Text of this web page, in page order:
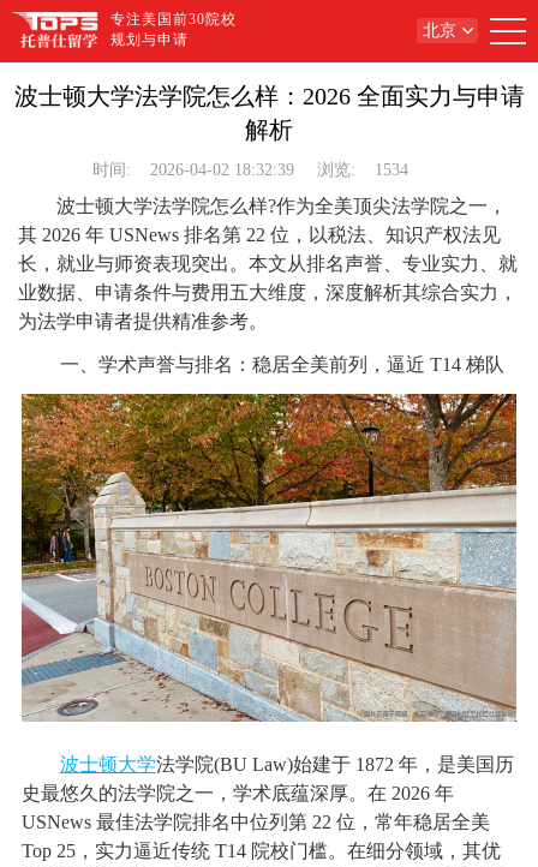
专注美国前30院校
规划与申请
北京
波士顿大学法学院怎么样：2026 全面实力与申请
解析
时间: 2026-04-02 18:32:39 浏览: 1534
波士顿大学法学院怎么样?作为全美顶尖法学院之一，
其 2026 年 USNews 排名第 22 位，以税法、知识产权法见
长，就业与师资表现突出。本文从排名声誉、专业实力、就
业数据、申请条件与费用五大维度，深度解析其综合实力，
为法学申请者提供精准参考。
一、学术声誉与排名：稳居全美前列，逼近 T14 梯队
波士顿大学法学院(BU Law)始建于 1872 年，是美国历
史最悠久的法学院之一，学术底蕴深厚。在 2026 年
USNews 最佳法学院排名中位列第 22 位，常年稳居全美
Top 25，实力逼近传统 T14 院校门槛。在细分领域，其优